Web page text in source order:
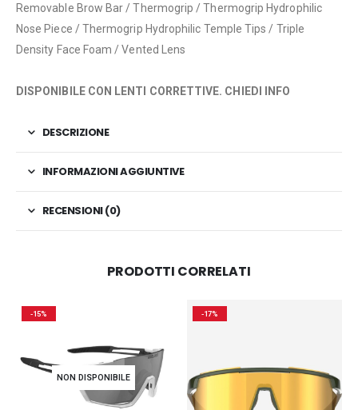
Removable Brow Bar / Thermogrip / Thermogrip Hydrophilic
Nose Piece / Thermogrip Hydrophilic Temple Tips / Triple
Density Face Foam / Vented Lens
DISPONIBILE CON LENTI CORRETTIVE. CHIEDI INFO
DESCRIZIONE
INFORMAZIONI AGGIUNTIVE
RECENSIONI (0)
PRODOTTI CORRELATI
-15%
NON DISPONIBILE
-17%